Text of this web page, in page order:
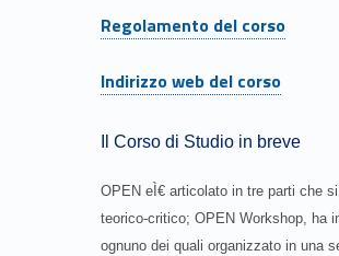
Link identifier #identifier__164280-1
Regolamento del corso
Link identifier #identifier__4885-2Indirizzo web del corso
Il Corso di Studio in breve
OPEN eÌ€ articolato in tre parti che
teorico-critico; OPEN Workshop, ha
ognuno dei quali organizzato in una